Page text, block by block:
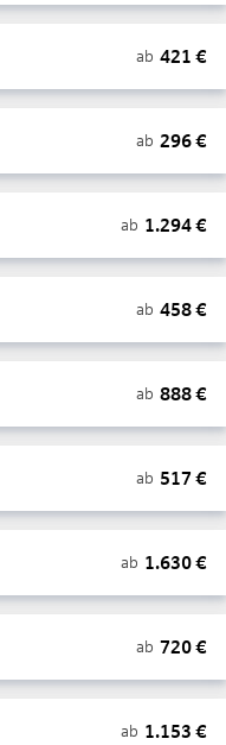
ab 421 €
ab 296€
ab 1.294€
ab 458€
ab 888€
ab 517 €
ab 1.630€
ab 720€
ab 1.153 €